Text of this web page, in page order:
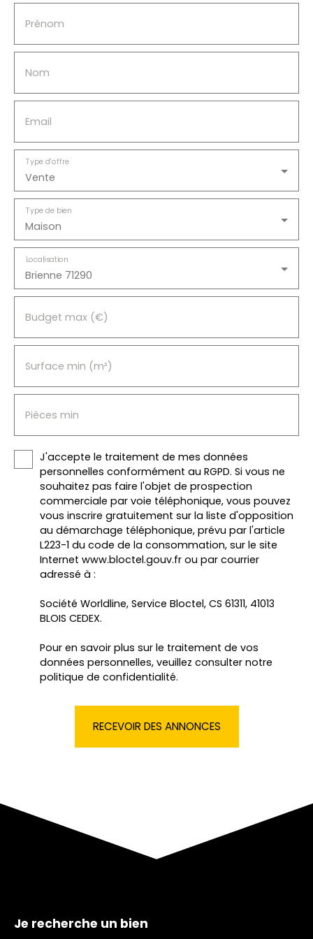
intérieure et extérieure.
Prénom
Nom
Email
Vente
Type d'offre
Maison
Type de bien
Brienne 71290
Localisation
Budget max (€)
Surface min (m²)
Pièces min
J'accepte le traitement de mes données
personnelles conformément au RGPD. Si vous ne
souhaitez pas faire l'objet de prospection
commerciale par voie téléphonique, vous pouvez
vous inscrire gratuitement sur la liste d'opposition
au démarchage téléphonique, prévu par l'article
L223-1 du code de la consommation, sur le site
Internet www.bloctel.gouv.fr ou par courrier
adressé à :
Société Worldline, Service Bloctel, CS 61311, 41013
BLOIS CEDEX.
Pour en savoir plus sur le traitement de vos
données personnelles, veuillez consulter notre
politique de confidentialité.
RECEVOIR DES ANNONCES
Je recherche un bien